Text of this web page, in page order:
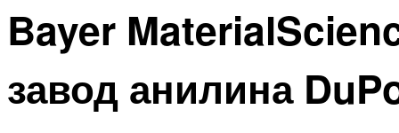
Bayer
завод анилина